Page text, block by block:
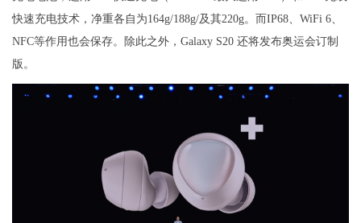
快速充电技术，净重各自为164g/188g/及其220g。而IP68、WiFi 6、
NFC等作用也会保存。除此之外，Galaxy S20 还将发布奥运会订制
版。